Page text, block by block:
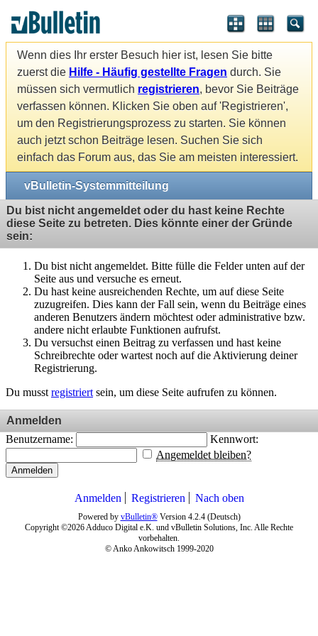
Wenn dies Ihr erster Besuch hier ist, lesen Sie bitte
zuerst die Hilfe - Häufig gestellte Fragen durch. Sie
müssen sich vermutlich registrieren, bevor Sie Beiträge
verfassen können. Klicken Sie oben auf 'Registrieren',
um den Registrierungsprozess zu starten. Sie können
auch jetzt schon Beiträge lesen. Suchen Sie sich
einfach das Forum aus, das Sie am meisten interessiert.
vBulletin-Systemmitteilung
Du bist nicht angemeldet oder du hast keine Rechte
diese Seite zu betreten. Dies könnte einer der Gründe
sein:
Du bist nicht angemeldet. Bitte fülle die Felder unten auf der
Seite aus und versuche es erneut.
Du hast keine ausreichenden Rechte, um auf diese Seite
zuzugreifen. Dies kann der Fall sein, wenn du Beiträge eines
anderen Benutzers ändern möchtest oder administrative bzw.
andere nicht erlaubte Funktionen aufrufst.
Du versuchst einen Beitrag zu verfassen und hast keine
Schreibrechte oder wartest noch auf die Aktivierung deiner
Registrierung.
Du musst registriert sein, um diese Seite aufrufen zu können.
Anmelden
Benutzername:
Kennwort:
Angemeldet bleiben?
Anmelden
Anmelden Registrieren Nach oben
Powered by vBulletin®Version 4.2.4 (Deutsch)
Copyright ©2026 Adduco Digital e.K. und vBulletin Solutions, Inc. Alle Rechte
vorbehalten.
© Anko Ankowitsch 1999-2020